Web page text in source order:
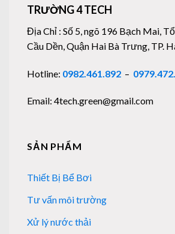
TRƯỜNG 4 TECH
Địa Chỉ : Số 5, ngõ 196 Bạch Mai,
Cầu Dền, Quận Hai Bà Trưng, TP.
Hotline: 0982.461.892 –
Email: 4tech.green@gmail.com
SẢN PHẨM
Thiết Bị Bể Bơi
Tư vấn môi trường
Xử lý nước thải